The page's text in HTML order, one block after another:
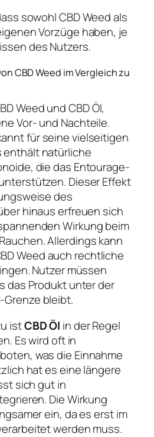
sowohl CBD Weed als
Vorzüge haben, je
des Nutzers.
CBD Weed im Vergleich zu
Weed und CBD Öl,
Vor- und Nachteile.
für seine vielseitigen
enthält natürliche
die das Entourage-
Dieser Effekt
des
hinaus erfreuen sich
Wirkung beim
Allerdings kann
Weed auch rechtliche
Nutzer müssen
das Produkt unter der
bleibt.
istCBD Öl in der Regel
Es wird oft in
was die Einnahme
hat es eine längere
sich gut in
Die Wirkung
ein, da es erst im
werden muss.